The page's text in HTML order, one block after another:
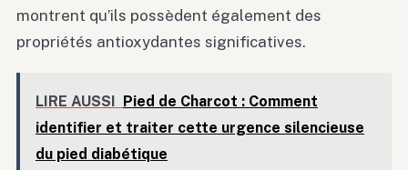
montrent qu’ils possèdent également des
propriétés antioxydantes significatives.
LIRE AUSSI Pied de Charcot : Comment
identifier et traiter cette urgence silencieuse
du pied diabétique